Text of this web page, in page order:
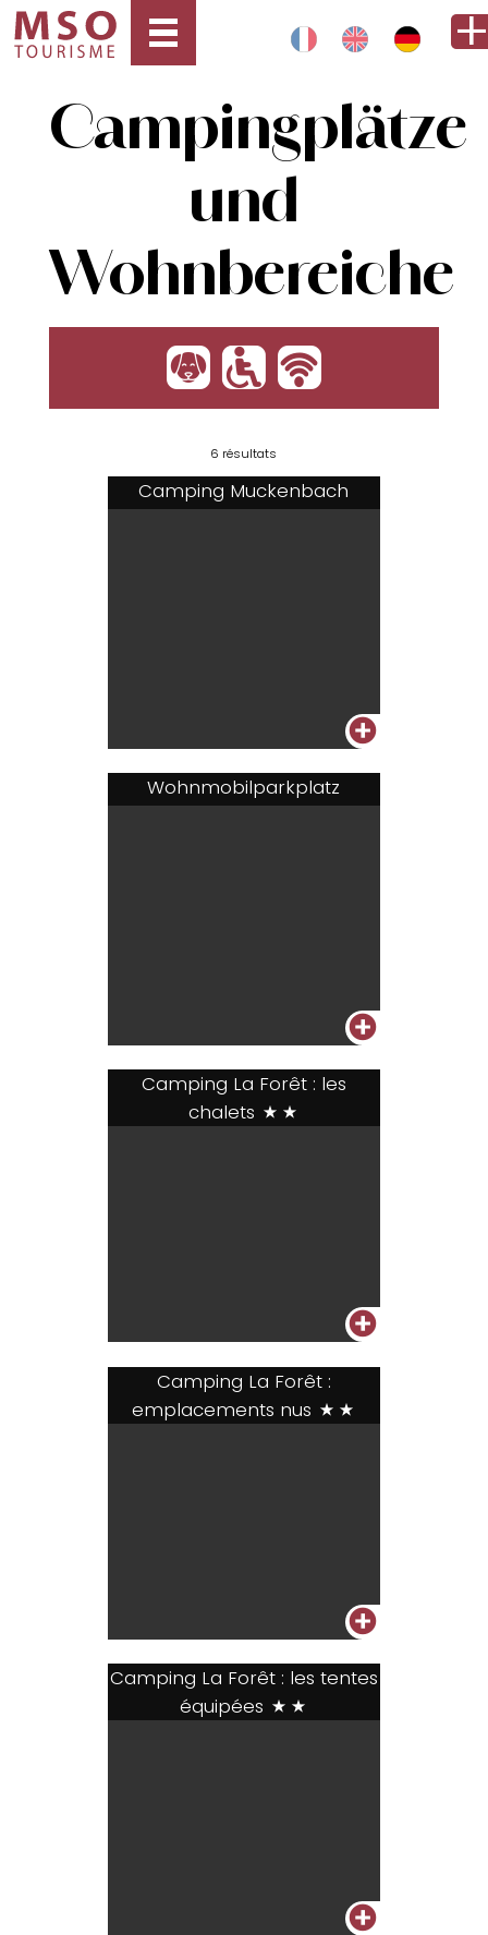
Campingplätze
und
Wohnbereiche
: ' h
6 résultats
Camping Muckenbach
+
Wohnmobilparkplatz
+
Camping La Forêt : les
chalets **
+
Camping La Forêt :
emplacements nus **
+
Camping La Forêt : les tentes
équipées **
+